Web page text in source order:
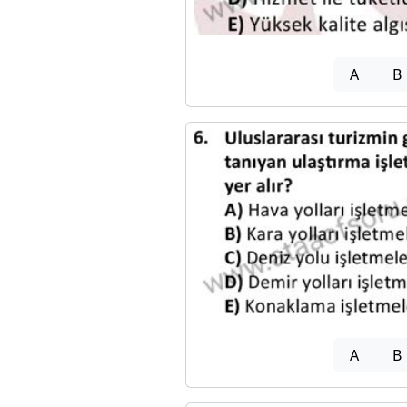
A B
A B